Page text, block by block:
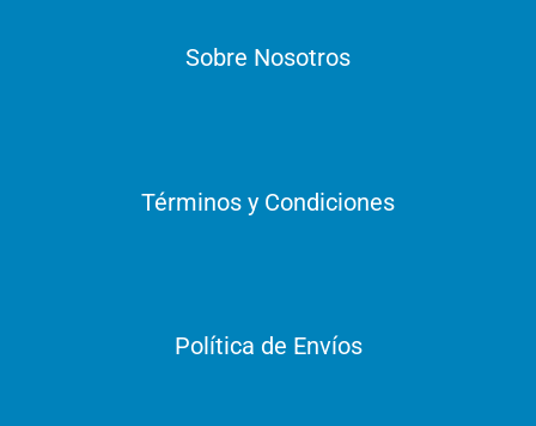
Sobre Nosotros
Términos y Condiciones
Política de Envíos